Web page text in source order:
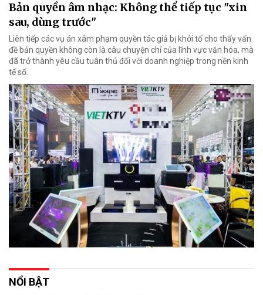
Bản quyền âm nhạc: Không thể tiếp tục "xin
sau, dùng trước"
Liên tiếp các vụ án xâm phạm quyền tác giả bị khởi tố cho thấy vấn
đề bản quyền không còn là câu chuyện chỉ của lĩnh vực văn hóa, mà
đã trở thành yêu cầu tuân thủ đối với doanh nghiệp trong nền kinh
tế số.
NỔI BẬT